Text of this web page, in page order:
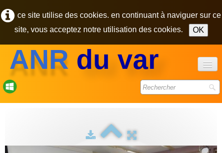
ce site utilise des cookies. en continuant à naviguer sur ce
site, vous acceptez notre utilisation des cookies.
OK
ANR du var
accueil